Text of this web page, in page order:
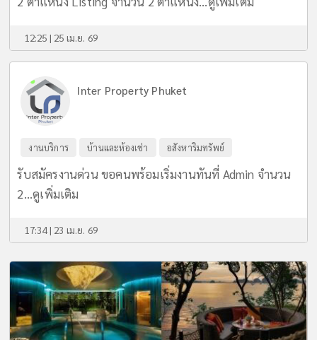
12:25 | 25 เม.ย. 69
Inter Property Phuket
งานบริการ บ้านและห้องเช่า อสังหาริมทรัพย์
รับสมัครงานด่วน ขอคนพร้อมเริ่มงานทันที่ Admin จำนวน
2...ดูเพิ่มเติม
17:34 | 23 เม.ย. 69